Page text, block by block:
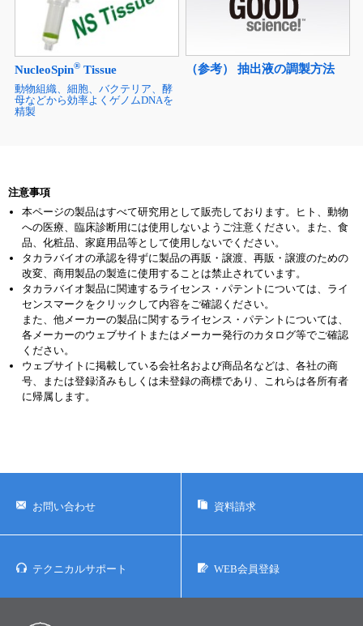
NucleoSpin®Tissue
動物組織、細胞、バクテリア、酵
母などから効率よくゲノムDNAを
精製
（参考） 抽出液の調製方法
注意事項
本ページの製品はすべて研究用として販売しております。ヒト、動物
への医療、臨床診断用には使用しないようご注意ください。また、食
品、化粧品、家庭用品等として使用しないでください。
タカラバイオの承認を得ずに製品の再販・譲渡、再販・譲渡のための
改変、商用製品の製造に使用することは禁止されています。
タカラバイオ製品に関連するライセンス・パテントについては、ライ
センスマークをクリックして内容をご確認ください。
また、他メーカーの製品に関するライセンス・パテントについては、
各メーカーのウェブサイトまたはメーカー発行のカタログ等でご確認
ください。
ウェブサイトに掲載している会社名および商品名などは、各社の商
号、または登録済みもしくは未登録の商標であり、これらは各所有者
に帰属します。
お問い合わせ 資料請求
テクニカルサポート WEB会員登録